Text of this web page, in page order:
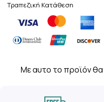
Τραπεζική Κατάθεση
Mε αυτο το προϊόν θα